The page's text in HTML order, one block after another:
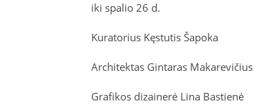
iki spalio 26 d.
Kuratorius Kęstutis Šapoka
Architektas Gintaras Makarevičius
Grafikos dizainerė Lina Bastienė